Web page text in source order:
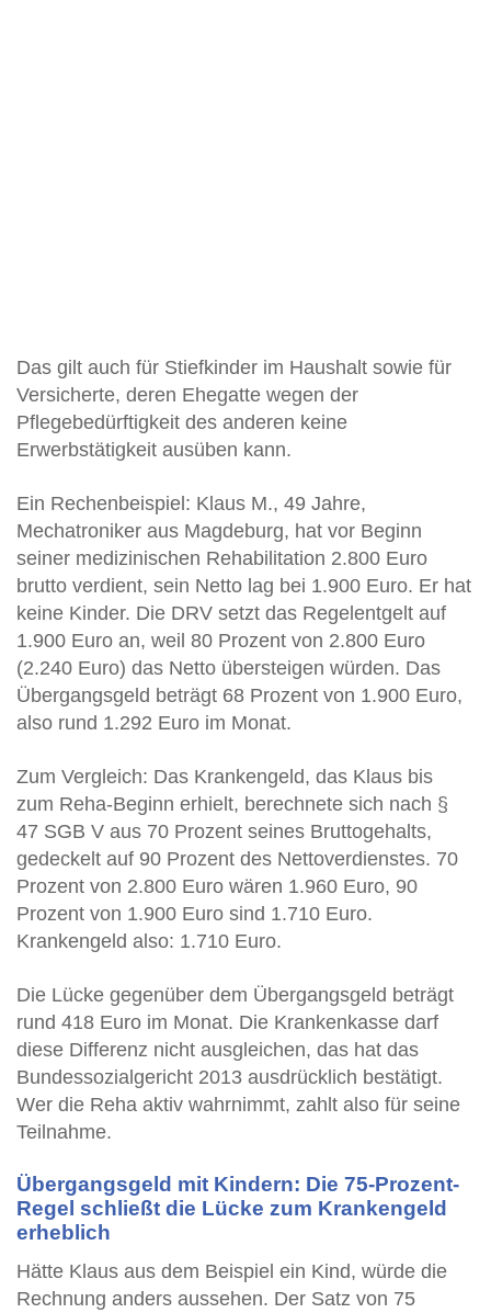
Das gilt auch für Stiefkinder im Haushalt sowie für
Versicherte, deren Ehegatte wegen der
Pflegebedürftigkeit des anderen keine
Erwerbstätigkeit ausüben kann.
Ein Rechenbeispiel: Klaus M., 49 Jahre,
Mechatroniker aus Magdeburg, hat vor Beginn
seiner medizinischen Rehabilitation 2.800 Euro
brutto verdient, sein Netto lag bei 1.900 Euro. Er hat
keine Kinder. Die DRV setzt das Regelentgelt auf
1.900 Euro an, weil 80 Prozent von 2.800 Euro
(2.240 Euro) das Netto übersteigen würden. Das
Übergangsgeld beträgt 68 Prozent von 1.900 Euro,
also rund 1.292 Euro im Monat.
Zum Vergleich: Das Krankengeld, das Klaus bis
zum Reha-Beginn erhielt, berechnete sich nach §
47 SGB V aus 70 Prozent seines Bruttogehalts,
gedeckelt auf 90 Prozent des Nettoverdienstes. 70
Prozent von 2.800 Euro wären 1.960 Euro, 90
Prozent von 1.900 Euro sind 1.710 Euro.
Krankengeld also: 1.710 Euro.
Die Lücke gegenüber dem Übergangsgeld beträgt
rund 418 Euro im Monat. Die Krankenkasse darf
diese Differenz nicht ausgleichen, das hat das
Bundessozialgericht 2013 ausdrücklich bestätigt.
Wer die Reha aktiv wahrnimmt, zahlt also für seine
Teilnahme.
Übergangsgeld mit Kindern: Die 75-Prozent-
Regel schließt die Lücke zum Krankengeld
erheblich
Hätte Klaus aus dem Beispiel ein Kind, würde die
Rechnung anders aussehen. Der Satz von 75